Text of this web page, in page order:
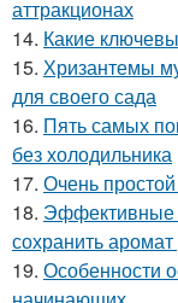
аттракционах
14. Какие
15. Хризантемы
для своего сада
16. Пять самых
без холодильника
17. Очень
18. Эффективные
сохранить
19. Особенности